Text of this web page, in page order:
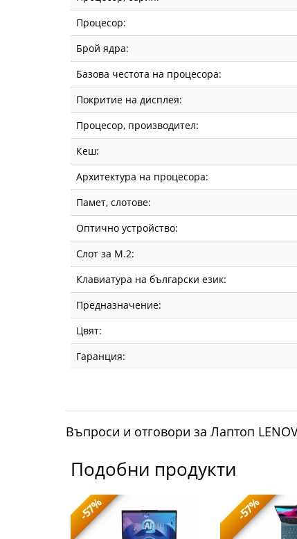
Процесор:
Брой ядра:
Базова честота на процесора:
Покритие на дисплея:
Процесор, производител:
Кеш:
Архитектура на процесора:
Памет, слотове:
Оптично устройство:
Слот за М.2:
Клавиатура на български език:
Предназначение:
Цвят:
Гаранция:
Въпроси и отговори за Лаптоп
Подобни продукти
-57% -57%